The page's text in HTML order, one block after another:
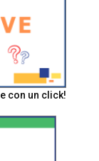
con un click!